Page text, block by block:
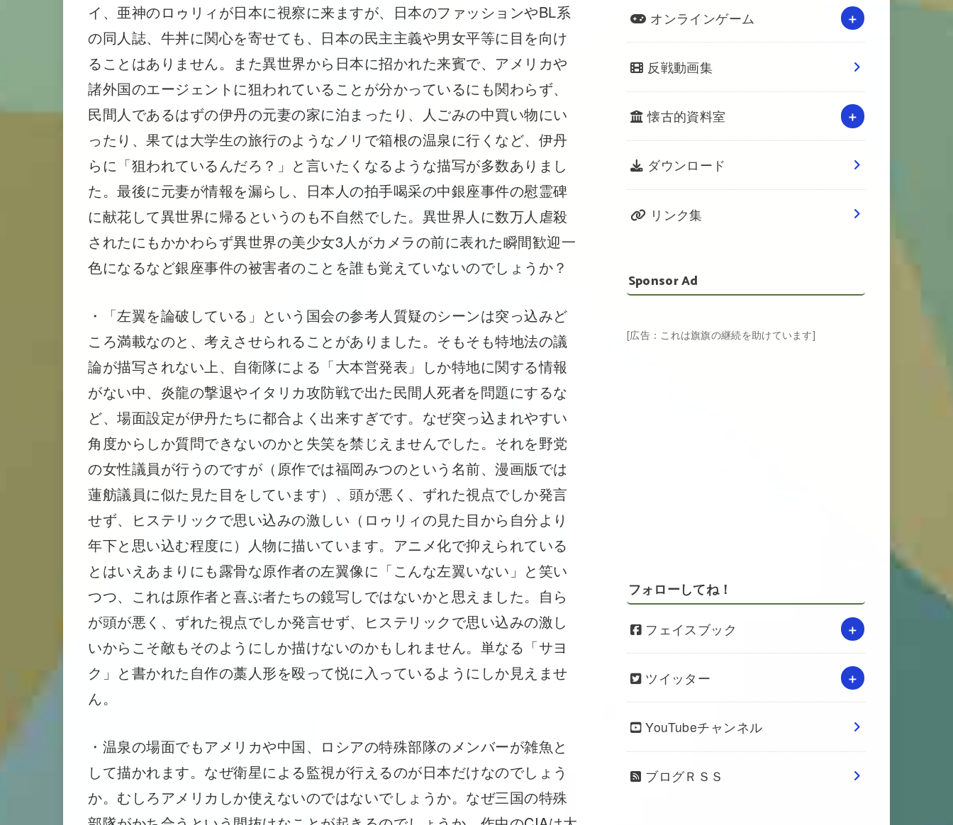
イ、亜神のロゥリィが日本に視察に来ますが、日本のファッションやBL系
の同人誌、牛丼に関心を寄せても、日本の民主主義や男女平等に目を向け
ることはありません。また異世界から日本に招かれた来賓で、アメリカや
諸外国のエージェントに狙われていることが分かっているにも関わらず、
民間人であるはずの伊丹の元妻の家に泊まったり、人ごみの中買い物にい
ったり、果ては大学生の旅行のようなノリで箱根の温泉に行くなど、伊丹
らに「狙われているんだろ？」と言いたくなるような描写が多数ありまし
た。最後に元妻が情報を漏らし、日本人の拍手喝采の中銀座事件の慰霊碑
に献花して異世界に帰るというのも不自然でした。異世界人に数万人虐殺
されたにもかかわらず異世界の美少女3人がカメラの前に表れた瞬間歓迎一
色になるなど銀座事件の被害者のことを誰も覚えていないのでしょうか？
・「左翼を論破している」という国会の参考人質疑のシーンは突っ込みど
ころ満載なのと、考えさせられることがありました。そもそも特地法の議
論が描写されない上、自衛隊による「大本営発表」しか特地に関する情報
がない中、炎龍の撃退やイタリカ攻防戦で出た民間人死者を問題にするな
ど、場面設定が伊丹たちに都合よく出来すぎです。なぜ突っ込まれやすい
角度からしか質問できないのかと失笑を禁じえませんでした。それを野党
の女性議員が行うのですが（原作では福岡みつのという名前、漫画版では
蓮舫議員に似た見た目をしています）、頭が悪く、ずれた視点でしか発言
せず、ヒステリックで思い込みの激しい（ロゥリィの見た目から自分より
年下と思い込む程度に）人物に描いています。アニメ化で抑えられている
とはいえあまりにも露骨な原作者の左翼像に「こんな左翼いない」と笑い
つつ、これは原作者と喜ぶ者たちの鏡写しではないかと思えました。自ら
が頭が悪く、ずれた視点でしか発言せず、ヒステリックで思い込みの激し
いからこそ敵もそのようにしか描けないのかもしれません。単なる「サヨ
ク」と書かれた自作の藁人形を殴って悦に入っているようにしか見えませ
ん。
・温泉の場面でもアメリカや中国、ロシアの特殊部隊のメンバーが雑魚と
して描かれます。なぜ衛星による監視が行えるのが日本だけなのでしょう
か。むしろアメリカしか使えないのではないでしょうか。なぜ三国の特殊
オンラインゲーム
反戦動画集
懐古的資料室
ダウンロード
リンク集
Sponsor Ad
[広告：これは旗旗の継続を助けています]
フォローしてね！
フェイスブック
ツイッター
YouTubeチャンネル
ブログＲＳＳ